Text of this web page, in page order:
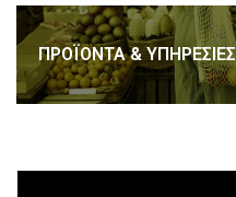
ΠΡΟΪΟΝΤΑ & ΥΠΗΡΕΣΙΕΣ